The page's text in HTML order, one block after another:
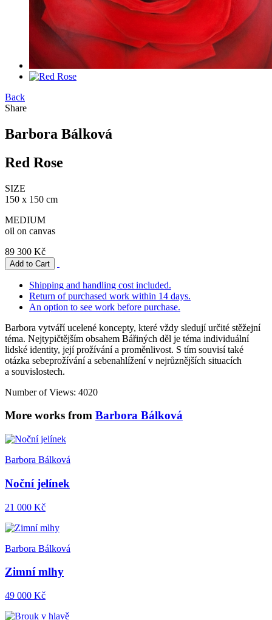
Back
Share
Barbora Bálková
Red Rose
SIZE
150 x 150 cm
MEDIUM
oil on canvas
89 300 Kč
Shipping and handling cost included.
Return of purchased work within 14 days.
An option to see work before purchase.
Barbora vytváří ucelené koncepty, které vždy sledují určité stěžejní
téma. Nejtypičtějším obsahem Bářiných děl je téma individuální
lidské identity, její prožívání a proměnlivost. S tím souvisí také
otázka sebeprožívání a sebenahlížení v nejrůznějších situacích
a souvislostech.
Number of Views: 4020
More works from Barbora Bálková
Barbora Bálková
Noční jelínek
21 000 Kč
Barbora Bálková
Zimní mlhy
49 000 Kč